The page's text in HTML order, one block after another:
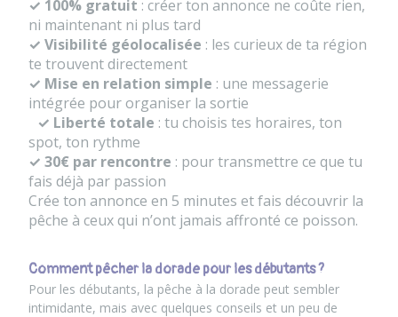
✓ 100% gratuit : créer ton annonce ne coûte rien,
ni maintenant ni plus tard
✓ Visibilité géolocalisée : les curieux de ta région
te trouvent directement
✓ Mise en relation simple : une messagerie
intégrée pour organiser la sortie
✓ Liberté totale : tu choisis tes horaires, ton
spot, ton rythme
✓ 30€ par rencontre : pour transmettre ce que tu
fais déjà par passion
Crée ton annonce en 5 minutes et fais découvrir la
pêche à ceux qui n’ont jamais affronté ce poisson.
Comment pêcher la dorade pour les débutants ?
Pour les débutants, la pêche à la dorade peut sembler
intimidante, mais avec quelques conseils et un peu de